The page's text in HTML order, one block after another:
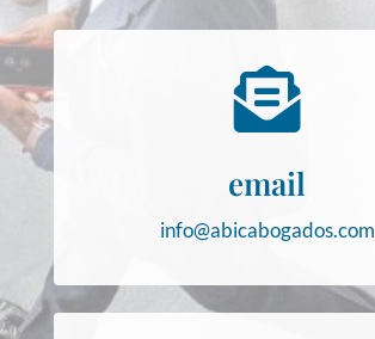

email
info@abicabogados.com